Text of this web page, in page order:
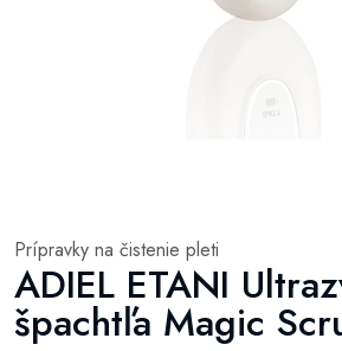
Prípravky na čistenie pleti
ADIEL ETANI
špachtľa Magic